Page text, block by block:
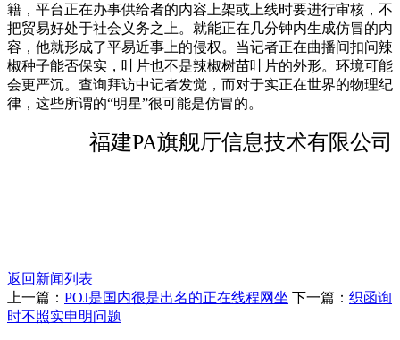
籍，平台正在办事供给者的内容上架或上线时要进行审核，不
把贸易好处于社会义务之上。就能正在几分钟内生成仿冒的内
容，他就形成了平易近事上的侵权。当记者正在曲播间扣问辣
椒种子能否保实，叶片也不是辣椒树苗叶片的外形。环境可能
会更严沉。查询拜访中记者发觉，而对于实正在世界的物理纪
律，这些所谓的“明星”很可能是仿冒的。
福建PA旗舰厅信息技术有限公司
返回新闻列表
上一篇： POJ是国内很是出名的正在线程网坐 下一篇： 织函询
时不照实申明问题